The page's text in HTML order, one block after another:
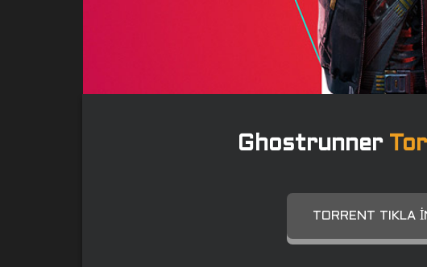
Ghostrunner
TORRENT TIKLA